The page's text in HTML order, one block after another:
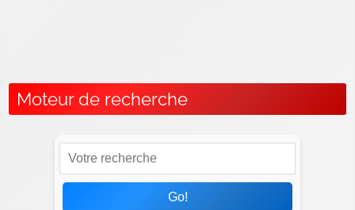
Moteur de recherche
Go!